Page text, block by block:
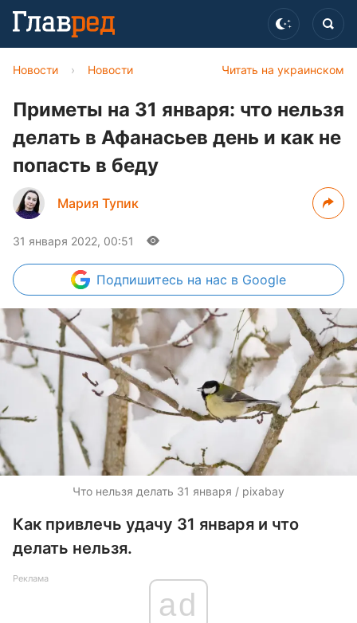
Читать на украинском
Новости › Новости
Приметы на 31 января: что нельзя
делать в Афанасьев день и как не
попасть в беду
Мария Тупик
31 января 2022, 00:51
Подпишитесь на нас в Google
Что нельзя делать 31 января / pixabay
Как привлечь удачу 31 января и что
делать нельзя.
Реклама
ad